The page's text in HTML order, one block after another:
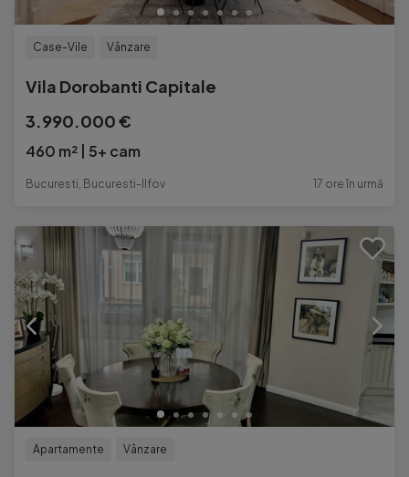
Case-Vile Vânzare
Vila Dorobanti Capitale
3.990.000 €
460 m² 5+ cam
Bucuresti, Bucuresti-Ilfov 17 ore în urmă
Apartamente Vânzare